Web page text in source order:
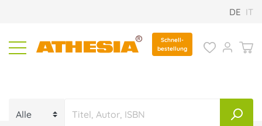
DE IT
Schnell-
bestellung